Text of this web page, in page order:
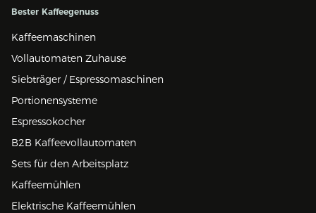
Bester Kaffeegenuss
Kaffeemaschinen
Vollautomaten Zuhause
Siebträger / Espressomaschinen
Portionensysteme
Espressokocher
B2B Kaffeevollautomaten
Sets für den Arbeitsplatz
Kaffeemühlen
Elektrische Kaffeemühlen